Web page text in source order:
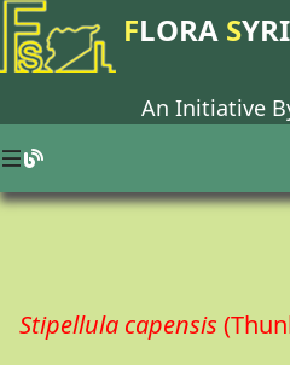
FLORA S
An Initiative
Stipellula capensis